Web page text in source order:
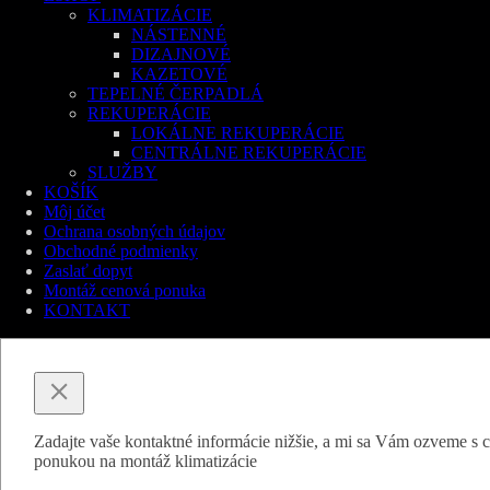
KLIMATIZÁCIE
NÁSTENNÉ
DIZAJNOVÉ
KAZETOVÉ
TEPELNÉ ČERPADLÁ
REKUPERÁCIE
LOKÁLNE REKUPERÁCIE
CENTRÁLNE REKUPERÁCIE
SLUŽBY
KOŠÍK
Môj účet
Ochrana osobných údajov
Obchodné podmienky
Zaslať dopyt
Montáž cenová ponuka
KONTAKT
Zadajte vaše kontaktné informácie nižšie, a mi sa Vám ozveme s
ponukou na montáž klimatizácie